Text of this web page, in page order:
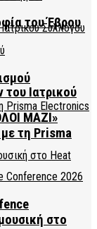
Ιατρικού
ΜΑΖΙ»
στο
του Έβρου
τη Prisma